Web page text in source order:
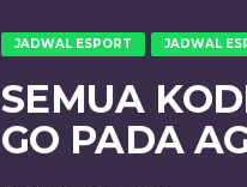
JADWAL ESPORT JADWAL
SEMUA
GO PADA